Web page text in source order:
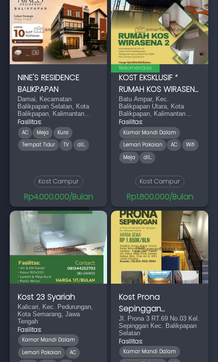
NINE'S RESIDENCE
BALIKPAPAN
Damai, Kecamatan
Balikpapan Selatan, Kota
Balikpapan, Kalimantan
Timur 76114
Fasilitas:
AC Meja
Kursi
Tempat Tidur
TV dll...
Kost Campur
Rp4.000.000/Bulan
Rekomendasi
KOST EKSKLUSIF “
RUMAH KOS WIRASENA
2 “ - KM 4,5 D
Batu Ampar, Kec.
Balikpapan Utara, Kota
Balikpapan, Kalimantan
Timur 76136
Fasilitas:
Kamar Mandi Dalam
Lemari Pakaian
AC
Wifi
Meja
dll...
Kost Campur
Rp1.800.000/Bulan
Kost 23 Syariah
Kalicari, Kec. Pedurungan,
Kota Semarang, Jawa
Tengah
Fasilitas:
Kamar Mandi Dalam
Lemari Pakaian
AC
Kost Prona
Sepinggan
Balikpapan Selatan
Jl. Prona 3 RT.69 No.03 Kel.
Sepinggan Kec. Balikpapan
Selatan
Fasilitas:
Kamar Mandi Dalam